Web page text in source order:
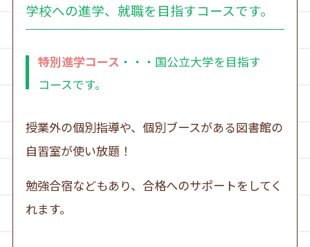
学校への進学、就職を目指すコースです。
特別進学コース ・・・国公立大学を目指す
コースです。
授業外の個別指導や、個別ブースがある図書館の
自習室が使い放題！
勉強合宿などもあり、合格へのサポートをしてく
れます。